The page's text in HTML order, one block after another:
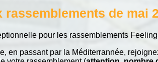
de mai
pour les rassemblements
en passant par la Méditerrannée,